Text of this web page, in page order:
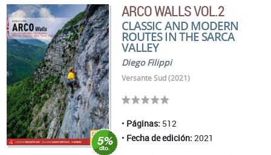
ARCO WALLS VOL.2
CLASSIC AND MODERN
ROUTES IN THE SARCA
VALLEY
Diego Filippi
Versante Sud (2021)
Páginas: 512
Fecha de edición: 2021